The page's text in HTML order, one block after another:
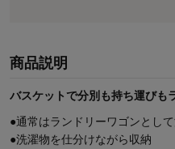
商品説明
バスケットで分別も持ち運びも
●通常はランドリーワゴンとし
●洗濯物を仕分けながら収納